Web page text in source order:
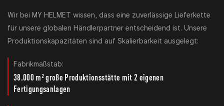
Wir bei MY HELMET wissen, dass eine zuverlässige Lieferkette
für unsere globalen Händlerpartner entscheidend ist. Unsere
Produktionskapazitäten sind auf Skalierbarkeit ausgelegt:
Fabrikmaßstab:
38.000 m² große Produktionsstätte mit 2 eigenen
Fertigungsanlagen